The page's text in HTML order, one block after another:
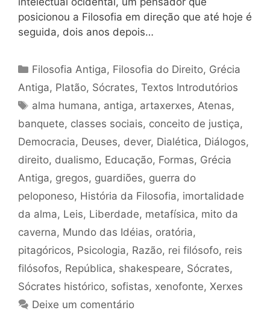
posicionou a Filosofia em direção que até hoje é
seguida, dois anos depois…
Categorias
Filosofia Antiga, Filosofia do Direito, Grécia
Antiga, Platão, Sócrates, Textos Introdutórios
Tags
alma humana, antiga, artaxerxes, Atenas,
banquete, classes sociais, conceito de justiça,
Democracia, Deuses, dever, Dialética, Diálogos,
direito, dualismo, Educação, Formas, Grécia
Antiga, gregos, guardiões, guerra do
peloponeso, História da Filosofia, imortalidade
da alma, Leis, Liberdade, metafísica, mito da
caverna, Mundo das Idéias, oratória,
pitagóricos, Psicologia, Razão, rei filósofo, reis
filósofos, República, shakespeare, Sócrates,
Sócrates histórico, sofistas, xenofonte, Xerxes
Deixe um comentário